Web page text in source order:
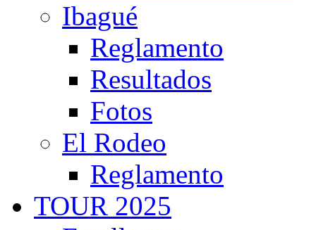
Ibagué
Reglamento
Resultados
Fotos
El Rodeo
Reglamento
TOUR 2025